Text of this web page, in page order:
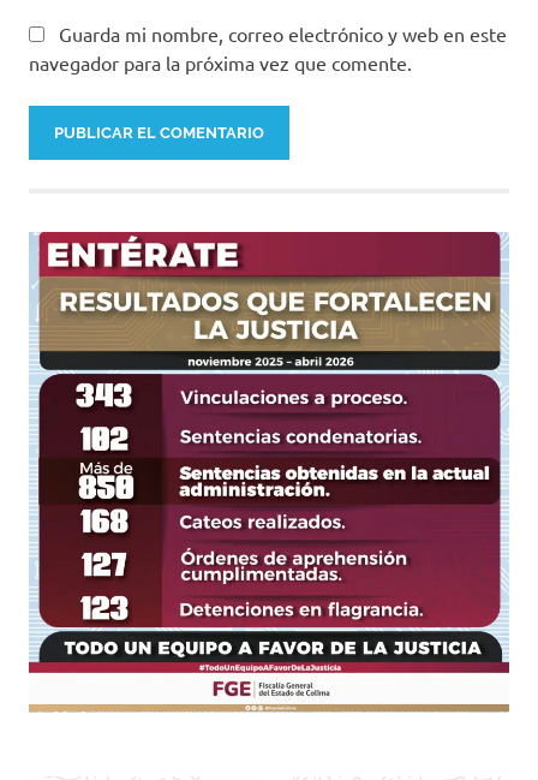
Guarda mi nombre, correo electrónico y web en este
navegador para la próxima vez que comente.